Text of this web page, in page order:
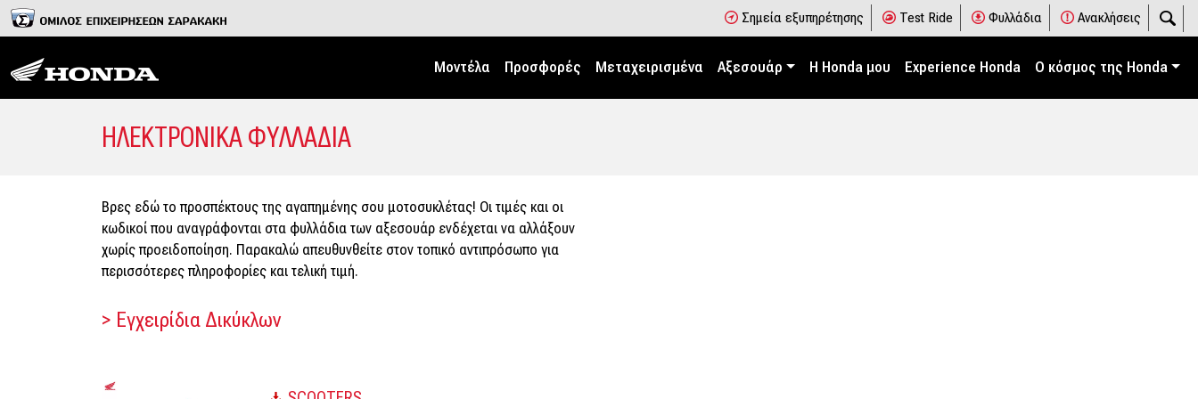
Σημεία εξυπηρέτησης Test Ride Φυλλάδια Ανακλήσεις
Μοντέλα Προσφορές Μεταχειρισμένα Αξεσουάρ Η Honda μου Experience Honda Ο κόσμος της Honda
ΗΛΕΚΤΡΟΝΙΚΑ ΦΥΛΛΑΔΙΑ
Βρες εδώ το προσπέκτους της αγαπημένης σου μοτοσυκλέτας! Οι τιμές και οι
κωδικοί που αναγράφονται στα φυλλάδια των αξεσουάρ ενδέχεται να αλλάξουν
χωρίς προειδοποίηση. Παρακαλώ απευθυνθείτε στον τοπικό αντιπρόσωπο για
περισσότερες πληροφορίες και τελική τιμή.
> Εγχειρίδια Δικύκλων